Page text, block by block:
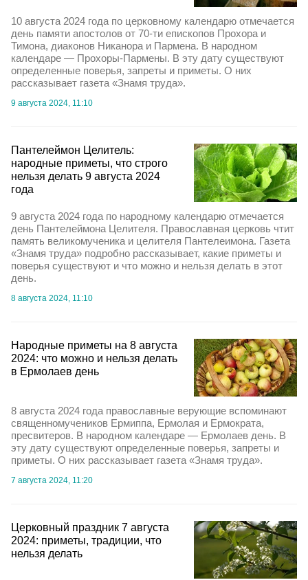
10 августа 2024 года по церковному календарю отмечается
день памяти апостолов от 70-ти епископов Прохора и
Тимона, диаконов Никанора и Пармена. В народном
календаре — Прохоры-Пармены. В эту дату существуют
определенные поверья, запреты и приметы. О них
рассказывает газета «Знамя труда».
9 августа 2024, 11:10
Пантелеймон Целитель:
народные приметы, что строго
нельзя делать 9 августа 2024
года
9 августа 2024 года по народному календарю отмечается
день Пантелеймона Целителя. Православная церковь чтит
память великомученика и целителя Пантелеимона. Газета
«Знамя труда» подробно рассказывает, какие приметы и
поверья существуют и что можно и нельзя делать в этот
день.
8 августа 2024, 11:10
Народные приметы на 8 августа
2024: что можно и нельзя делать
в Ермолаев день
8 августа 2024 года православные верующие вспоминают
священномучеников Ермиппа, Ермолая и Ермократа,
пресвитеров. В народном календаре — Ермолаев день. В
эту дату существуют определенные поверья, запреты и
приметы. О них рассказывает газета «Знамя труда».
7 августа 2024, 11:20
Церковный праздник 7 августа
2024: приметы, традиции, что
нельзя делать